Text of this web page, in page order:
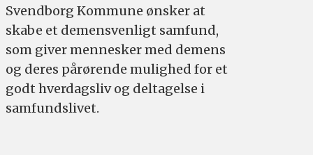
Svendborg Kommune ønsker at
skabe et demensvenligt samfund,
som giver mennesker med demens
og deres pårørende mulighed for et
godt hverdagsliv og deltagelse i
samfundslivet.